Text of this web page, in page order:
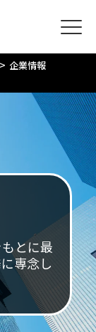
> 企業情報
とに最
専念し